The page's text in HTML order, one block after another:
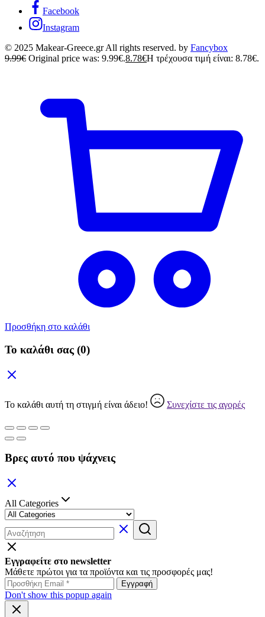
Facebook
Instagram
© 2025 Makear-Greece.gr All rights reserved. by Fancybox
9.99€ Original price was: 9.99€.8.78€Η τρέχουσα τιμή είναι: 8.78€.
Προσθήκη στο καλάθι
Το καλάθι σας (0)
Το καλάθι αυτή τη στιγμή είναι άδειο! Συνεχίστε τις αγορές
Βρες αυτό που ψάχνεις
All Categories
Εγγραφείτε στο newsletter
Μάθετε πρώτοι για τα προϊόντα και τις προσφορές μας!
Don't show this popup again